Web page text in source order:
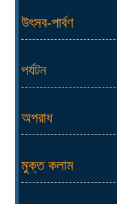
উৎসব-পার্বণ
পর্যটন
অপরাধ
মুক্ত কলাম